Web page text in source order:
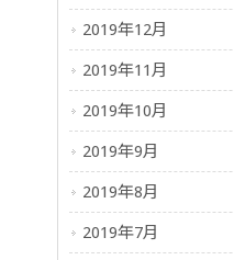
2019年12月
2019年11月
2019年10月
2019年9月
2019年8月
2019年7月